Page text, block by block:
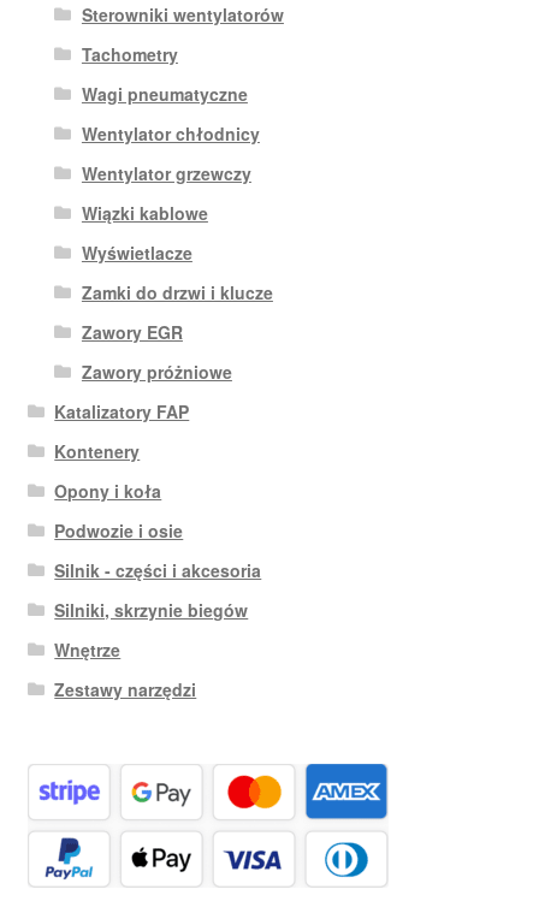
Sterowniki wentylatorów
Tachometry
Wagi pneumatyczne
Wentylator chłodnicy
Wentylator grzewczy
Wiązki kablowe
Wyświetlacze
Zamki do drzwi i klucze
Zawory EGR
Zawory próżniowe
Katalizatory FAP
Kontenery
Opony i koła
Podwozie i osie
Silnik - części i akcesoria
Silniki, skrzynie biegów
Wnętrze
Zestawy narzędzi